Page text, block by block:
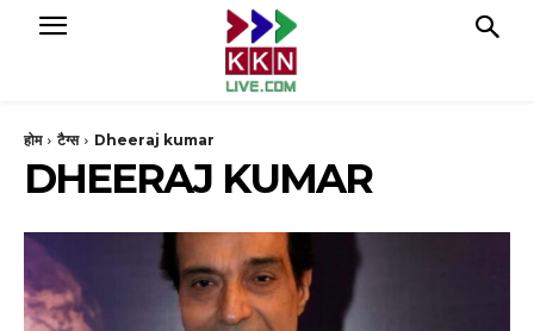
होम टैग्स Dheeraj kumar
DHEERAJ KUMAR